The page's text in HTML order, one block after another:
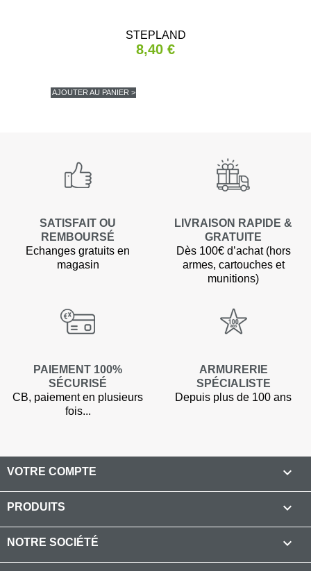
STEPLAND
8,40 €
AJOUTER AU PANIER >
SATISFAIT OU
REMBOURSÉ
Echanges gratuits en
magasin
LIVRAISON RAPIDE &
GRATUITE
Dès 100€ d’achat (hors
armes, cartouches et
munitions)
PAIEMENT 100%
SÉCURISÉ
CB, paiement en plusieurs
fois...
ARMURERIE
SPÉCIALISTE
Depuis plus de 100 ans
VOTRE COMPTE 
PRODUITS 
NOTRE SOCIÉTÉ 